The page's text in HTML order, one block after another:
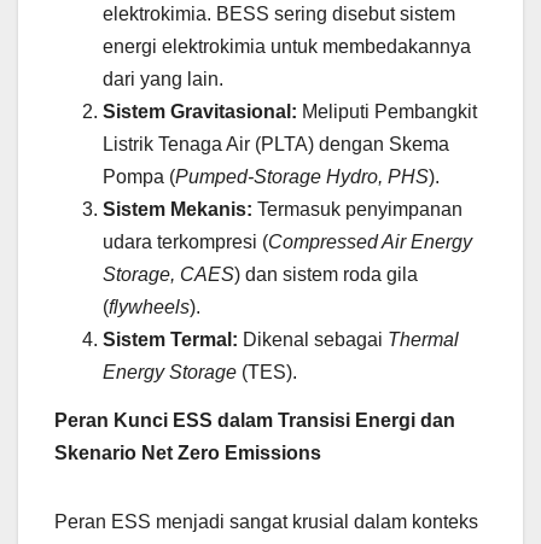
elektrokimia. BESS sering disebut sistem
energi elektrokimia untuk membedakannya
dari yang lain.
Sistem Gravitasional: Meliputi Pembangkit
Listrik Tenaga Air (PLTA) dengan Skema
Pompa (Pumped-Storage Hydro, PHS).
Sistem Mekanis: Termasuk penyimpanan
udara terkompresi (Compressed Air Energy
Storage, CAES) dan sistem roda gila
(flywheels).
Sistem Termal: Dikenal sebagai Thermal
Energy Storage (TES).
Peran Kunci ESS dalam Transisi Energi dan
Skenario Net Zero Emissions
Peran ESS menjadi sangat krusial dalam konteks